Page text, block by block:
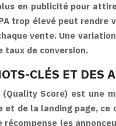
en publicité pour
trop élevé peut
vente. Une
taux de conversion.
CLÉS ET DES
Score) est une
et de la landing page,
récompense les